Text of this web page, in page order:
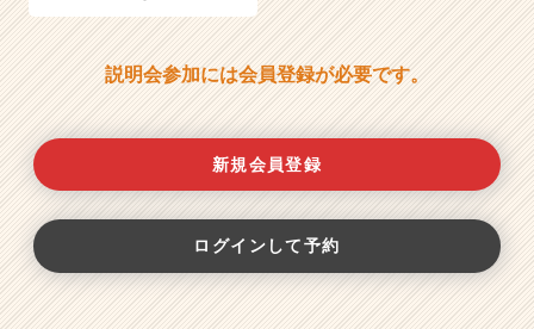
説明会参加には会員登録が必要です。
新規会員登録
ログインして予約